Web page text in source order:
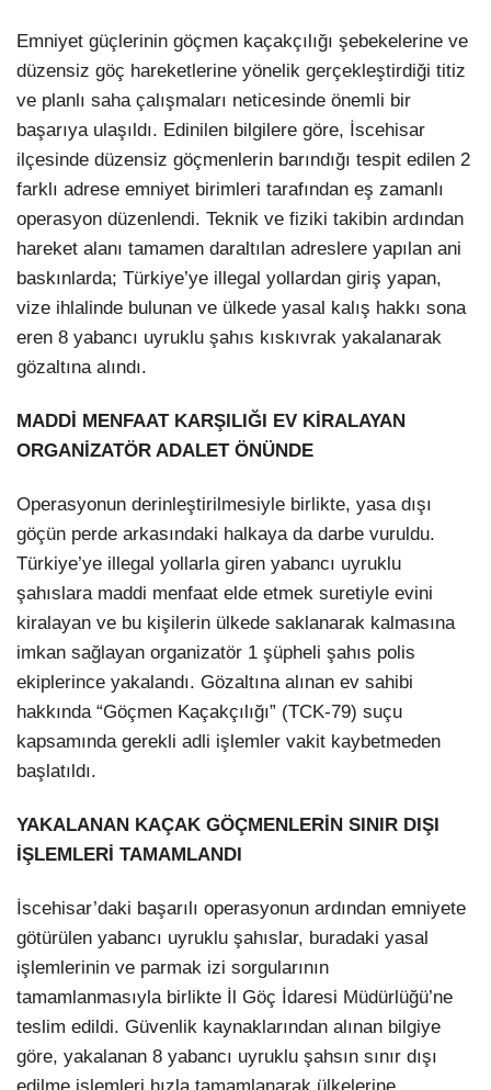
Emniyet güçlerinin göçmen kaçakçılığı şebekelerine ve
düzensiz göç hareketlerine yönelik gerçekleştirdiği titiz
ve planlı saha çalışmaları neticesinde önemli bir
başarıya ulaşıldı. Edinilen bilgilere göre, İscehisar
ilçesinde düzensiz göçmenlerin barındığı tespit edilen 2
farklı adrese emniyet birimleri tarafından eş zamanlı
operasyon düzenlendi. Teknik ve fiziki takibin ardından
hareket alanı tamamen daraltılan adreslere yapılan ani
baskınlarda; Türkiye’ye illegal yollardan giriş yapan,
vize ihlalinde bulunan ve ülkede yasal kalış hakkı sona
eren 8 yabancı uyruklu şahıs kıskıvrak yakalanarak
gözaltına alındı.
MADDİ MENFAAT KARŞILIĞI EV KİRALAYAN
ORGANİZATÖR ADALET ÖNÜNDE
Operasyonun derinleştirilmesiyle birlikte, yasa dışı
göçün perde arkasındaki halkaya da darbe vuruldu.
Türkiye’ye illegal yollarla giren yabancı uyruklu
şahıslara maddi menfaat elde etmek suretiyle evini
kiralayan ve bu kişilerin ülkede saklanarak kalmasına
imkan sağlayan organizatör 1 şüpheli şahıs polis
ekiplerince yakalandı. Gözaltına alınan ev sahibi
hakkında “Göçmen Kaçakçılığı” (TCK-79) suçu
kapsamında gerekli adli işlemler vakit kaybetmeden
başlatıldı.
YAKALANAN KAÇAK GÖÇMENLERİN SINIR DIŞI
İŞLEMLERİ TAMAMLANDI
İscehisar’daki başarılı operasyonun ardından emniyete
götürülen yabancı uyruklu şahıslar, buradaki yasal
işlemlerinin ve parmak izi sorgularının
tamamlanmasıyla birlikte İl Göç İdaresi Müdürlüğü’ne
teslim edildi. Güvenlik kaynaklarından alınan bilgiye
göre, yakalanan 8 yabancı uyruklu şahsın sınır dışı